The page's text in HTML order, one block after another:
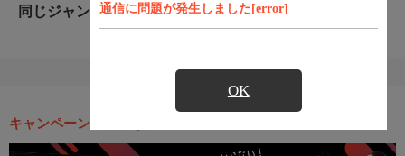
通信に問題が発生しました[error]
OK
同じジャンルのおすすめ番組
キャンペーン・お得な情報